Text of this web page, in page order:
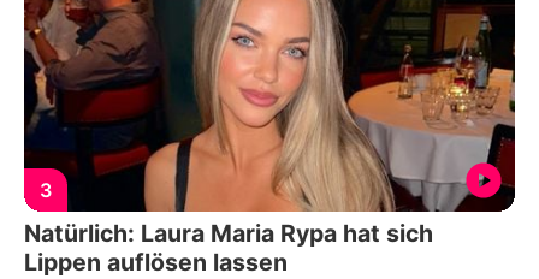
3
Natürlich: Laura Maria Rypa hat sich
Lippen auflösen lassen